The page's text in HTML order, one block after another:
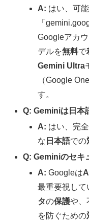
A: はい、可
「
Googleアカ
デルを無料で
Gemini Ultra
（Google
す。
Q: Geminiは日本
A: はい、完
な 日本語での
Q: Geminiのセキ
A: Googleは
最重要視し
タの保護や、
を防ぐための